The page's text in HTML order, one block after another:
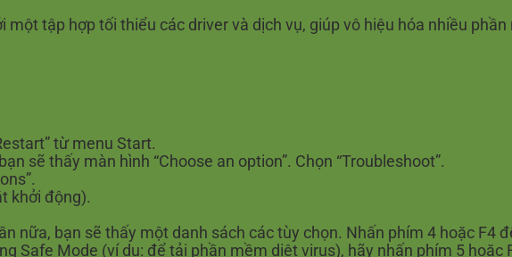
một tập hợp tối thiểu các driver và dịch vụ, giúp vô hiệu hóa nhiều
từ menu Start.
sẽ thấy màn hình “Choose an option”. Chọn “Troubleshoot”.
khởi động).
nữa, bạn sẽ thấy một danh sách các tùy chọn. Nhấn phím 4 hoặc F4
Safe Mode (ví dụ: để tải phần mềm diệt virus), hãy nhấn phím 5 hoặc